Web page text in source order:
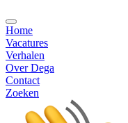
Home
Vacatures
Verhalen
Over Dega
Contact
Zoeken